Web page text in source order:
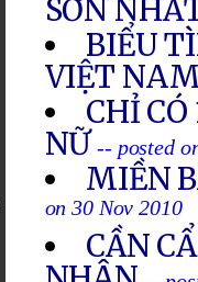
SƠN
BIỂU
VIỆT
CHỈ
NỮ -- posted
MIỀN
on 30 Nov 2010
CẦN